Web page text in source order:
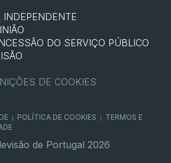
INDEPENDENTE
DO SERVIÇO PÚBLICO
DE COOKIES
POLÍTICA DE COOKIES
TERMOS E
de Portugal 2026